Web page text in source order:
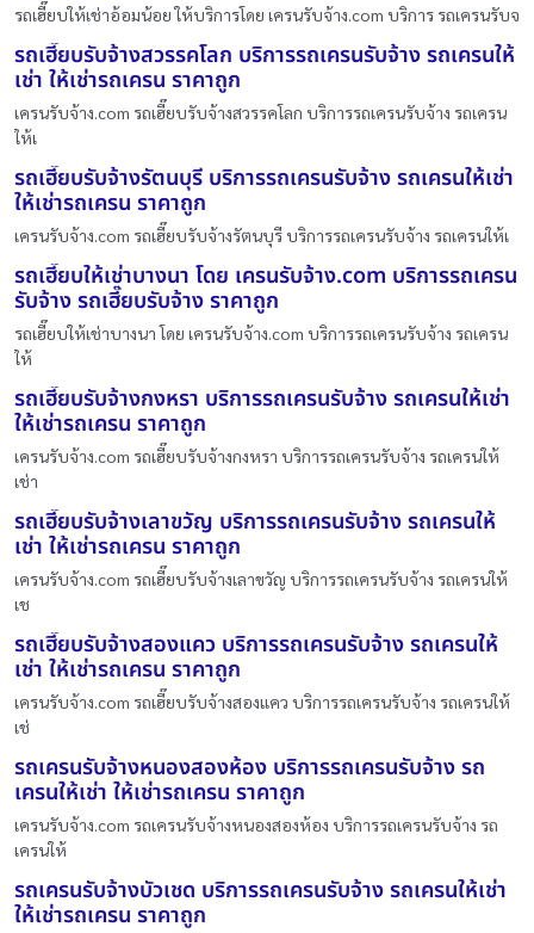
รถเฮี๊ยบให้เช่าอ้อมน้อย ให้บริการโดย เครนรับจ้าง.com บริการ รถเครนรับจ
รถเฮี๊ยบรับจ้างสวรรคโลก บริการรถเครนรับจ้าง รถเครนให้
เช่า ให้เช่ารถเครน ราคาถูก
เครนรับจ้าง.com รถเฮี๊ยบรับจ้างสวรรคโลก บริการรถเครนรับจ้าง รถเครน
ให้เ
รถเฮี๊ยบรับจ้างรัตนบุรี บริการรถเครนรับจ้าง รถเครนให้เช่า
ให้เช่ารถเครน ราคาถูก
เครนรับจ้าง.com รถเฮี๊ยบรับจ้างรัตนบุรี บริการรถเครนรับจ้าง รถเครนให้เ
รถเฮี๊ยบให้เช่าบางนา โดย เครนรับจ้าง.com บริการรถเครน
รับจ้าง รถเฮี๊ยบรับจ้าง ราคาถูก
รถเฮี๊ยบให้เช่าบางนา โดย เครนรับจ้าง.com บริการรถเครนรับจ้าง รถเครน
ให้
รถเฮี๊ยบรับจ้างกงหรา บริการรถเครนรับจ้าง รถเครนให้เช่า
ให้เช่ารถเครน ราคาถูก
เครนรับจ้าง.com รถเฮี๊ยบรับจ้างกงหรา บริการรถเครนรับจ้าง รถเครนให้
เช่า
รถเฮี๊ยบรับจ้างเลาขวัญ บริการรถเครนรับจ้าง รถเครนให้
เช่า ให้เช่ารถเครน ราคาถูก
เครนรับจ้าง.com รถเฮี๊ยบรับจ้างเลาขวัญ บริการรถเครนรับจ้าง รถเครนให้
เช
รถเฮี๊ยบรับจ้างสองแคว บริการรถเครนรับจ้าง รถเครนให้
เช่า ให้เช่ารถเครน ราคาถูก
เครนรับจ้าง.com รถเฮี๊ยบรับจ้างสองแคว บริการรถเครนรับจ้าง รถเครนให้
เช่
รถเครนรับจ้างหนองสองห้อง บริการรถเครนรับจ้าง รถ
เครนให้เช่า ให้เช่ารถเครน ราคาถูก
เครนรับจ้าง.com รถเครนรับจ้างหนองสองห้อง บริการรถเครนรับจ้าง รถ
เครนให้
รถเครนรับจ้างบัวเชด บริการรถเครนรับจ้าง รถเครนให้เช่า
ให้เช่ารถเครน ราคาถูก